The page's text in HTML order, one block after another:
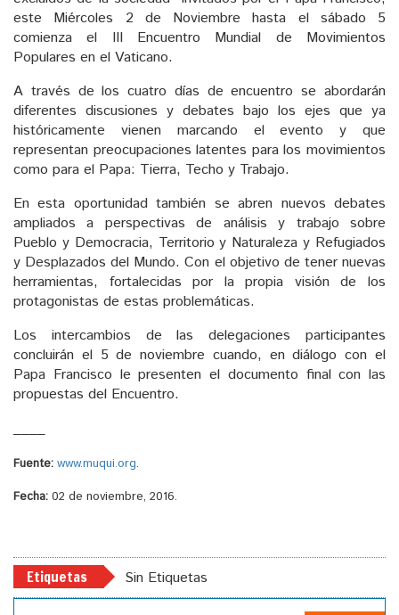
este Miércoles 2 de Noviembre hasta el sábado 5
comienza el III Encuentro Mundial de Movimientos
Populares en el Vaticano.
A través de los cuatro días de encuentro se abordarán
diferentes discusiones y debates bajo los ejes que ya
históricamente vienen marcando el evento y que
representan preocupaciones latentes para los movimientos
como para el Papa: Tierra, Techo y Trabajo.
En esta oportunidad también se abren nuevos debates
ampliados a perspectivas de análisis y trabajo sobre
Pueblo y Democracia, Territorio y Naturaleza y Refugiados
y Desplazados del Mundo. Con el objetivo de tener nuevas
herramientas, fortalecidas por la propia visión de los
protagonistas de estas problemáticas.
Los intercambios de las delegaciones participantes
concluirán el 5 de noviembre cuando, en diálogo con el
Papa Francisco le presenten el documento final con las
propuestas del Encuentro.
Fuente: www.muqui.org.
Fecha: 02 de noviembre, 2016.
Etiquetas Sin Etiquetas